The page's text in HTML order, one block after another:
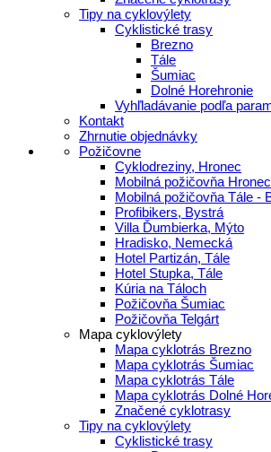
Tipy na cyklovýlety
Cyklistické trasy
Brezno
Tále
Šumiac
Dolné Horehronie
Vyhľladávanie podľa
Kontakt
Zhrnutie objednávky
Požičovne
Cyklodreziny, Hronec
Mobilná požičovňa Hronec
Mobilná požičovňa Tále -
Profibikers, Bystrá
Villa Ďumbierka, Mýto
Hradisko, Nemecká
Hotel Partizán, Tále
Hotel Stupka, Tále
Kúria na Táloch
Požičovňa Šumiac
Požičovňa Telgárt
Mapa cyklovýlety
Mapa cyklotrás Brezno
Mapa cyklotrás Šumiac
Mapa cyklotrás Tále
Mapa cyklotrás Dolné
Značené cyklotrasy
Tipy na cyklovýlety
Cyklistické trasy